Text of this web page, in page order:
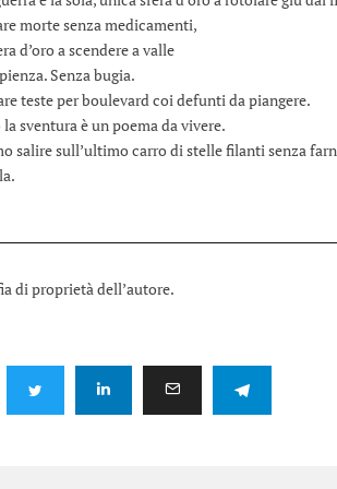
morte senza medicamenti,
d’oro a scendere a valle
Senza bugia.
teste per boulevard coi defunti da piangere.
sventura è un poema da vivere.
salire sull’ultimo carro di stelle filanti senza
di proprietà dell’autore.